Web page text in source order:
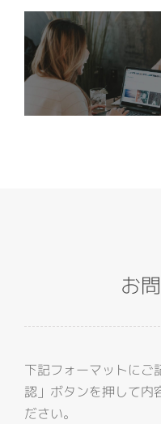
お
下記フォーマットにご
認」ボタンを押して内
ださい。